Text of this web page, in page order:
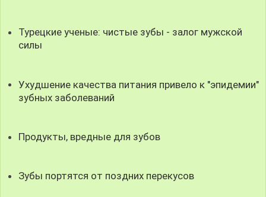
Турецкие ученые: чистые зубы - залог мужской
силы
Ухудшение качества питания привело к "эпидемии"
зубных заболеваний
Продукты, вредные для зубов
Зубы портятся от поздних перекусов